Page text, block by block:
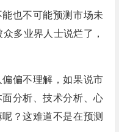
也不可能预测市场未
多业界人士说烂了，
偏不理解，如果说市
分析、技术分析、心
？这难道不是在预测